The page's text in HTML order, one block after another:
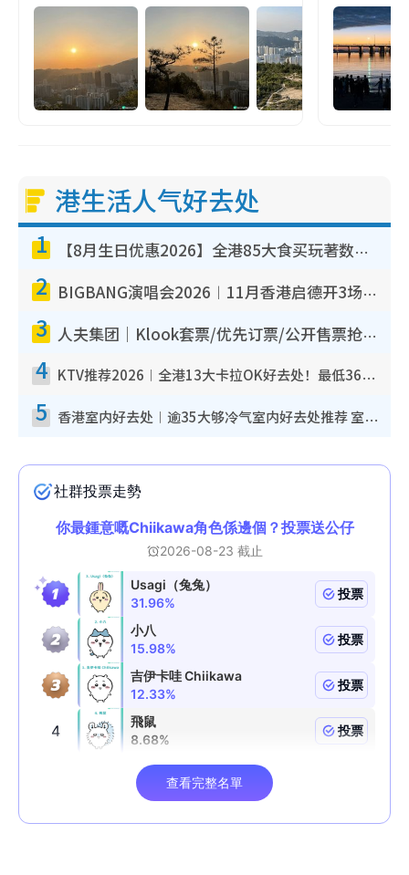
港生活人气好去处
1 【8月生日优惠2026】全港85大食买玩著数攻略 自助餐/火锅放题同行免费＋诚品/DONKI送现金券
2 BIGBANG演唱会2026︱11月香港启德开3场！实名制VIP申请、优先购票攻略
3 人夫集团｜Klook套票/优先订票/公开售票抢票攻略！附票价.购票连结.场地座位表
4 KTV推荐2026︱全港13大卡拉OK好去处！最低36元起 日语歌都有！(附地址+收费详情)
5 香港室内好去处︱逾35大够冷气室内好去处推荐 室内活动免费避雨无惧下雨